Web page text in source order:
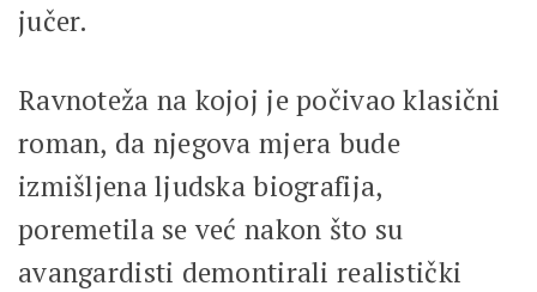
jučer.
Ravnoteža na kojoj je počivao klasični
roman, da njegova mjera bude
izmišljena ljudska biografija,
poremetila se već nakon što su
avangardisti demontirali realistički